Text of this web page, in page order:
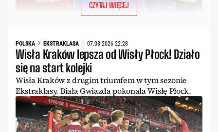
CZYTAJ WIĘCEJ
POLSKA EKSTRAKLASA 07.08.2026 22:28
Wisła Kraków lepsza od Wisły Płock! Działo
się na start kolejki
Wisła Kraków z drugim triumfem w tym sezonie
Ekstraklasy. Biała Gwiazda pokonała Wisłę Płock.